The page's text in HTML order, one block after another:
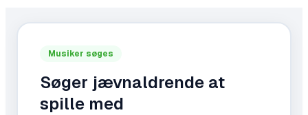
Musiker søges
Søger jævnaldrende at
spille med